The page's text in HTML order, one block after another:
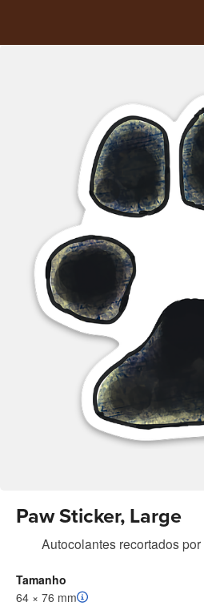
Paw Sticker, Large
Autocolantes recortadospor
Tamanho
64 × 76 mm